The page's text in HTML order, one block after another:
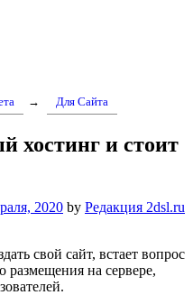
→ Для Сайта
хостинг и стоит
2020 by Редакция 2dsl.ru
свой сайт, встает вопрос
размещения на сервере,